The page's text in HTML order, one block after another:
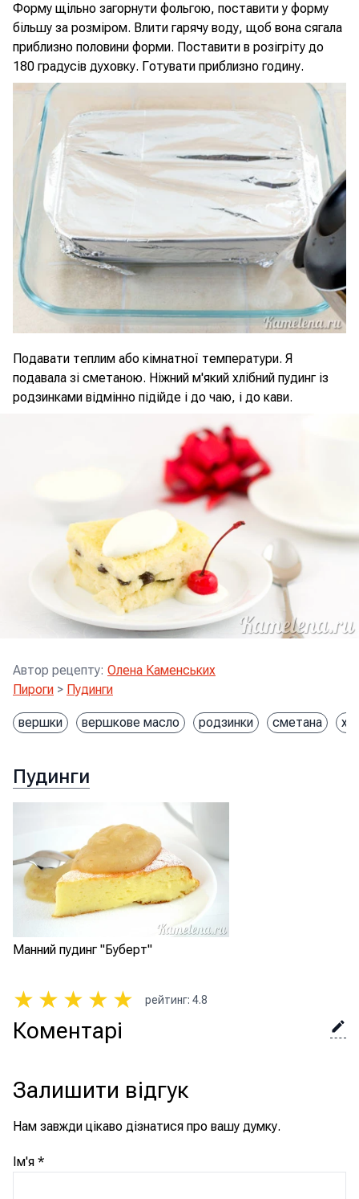
Форму щільно загорнути фольгою, поставити у форму
більшу за розміром. Влити гарячу воду, щоб вона сягала
приблизно половини форми. Поставити в розігріту до
180 градусів духовку. Готувати приблизно годину.
Подавати теплим або кімнатної температури. Я
подавала зі сметаною. Ніжний м'який хлібний пудинг із
родзинками відмінно підійде і до чаю, і до кави.
Автор рецепту: Олена Каменських
Пироги > Пудинги
вершки вершкове масло родзинки сметана
Пудинги
Манний пудинг "Буберт"
★ ★ ★ ★ ★ рейтинг: 4.8
Коментарі
Залишити відгук
Нам завжди цікаво дізнатися про вашу думку.
Ім'я *